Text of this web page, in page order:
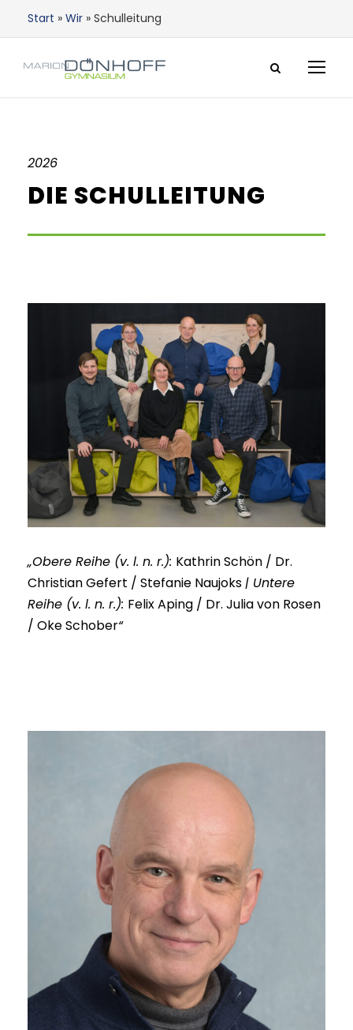
Start » Wir » Schulleitung
2026
DIE SCHULLEITUNG
„Obere Reihe (v. l. n. r.): Kathrin Schön / Dr.
Christian Gefert / Stefanie Naujoks | Untere
Reihe (v. l. n. r.): Felix Aping / Dr. Julia von Rosen
/ Oke Schober“